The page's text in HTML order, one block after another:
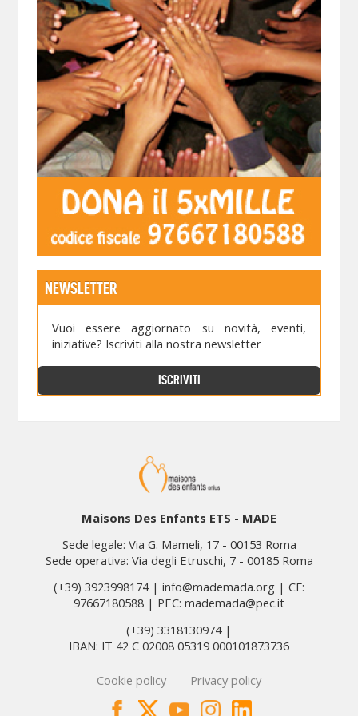
NEWSLETTER
Vuoi essere aggiornato su novità, eventi,
iniziative? Iscriviti alla nostra newsletter
ISCRIVITI
Maisons Des Enfants ETS - MADE
Sede legale: Via G. Mameli, 17 - 00153 Roma
Sede operativa: Via degli Etruschi, 7 - 00185 Roma
(+39) 3923998174 | info@mademada.org | CF:
97667180588 | PEC: mademada@pec.it
(+39) 3318130974 |
IBAN: IT 42 C 02008 05319 000101873736
Cookie policy Privacy policy